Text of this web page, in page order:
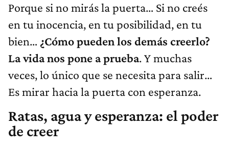
Porque si no mirás la puerta… Si no creés
en tu inocencia, en tu posibilidad, en tu
bien… ¿Cómo pueden los demás creerlo?
La vida nos pone a prueba. Y muchas
veces, lo único que se necesita para salir…
Es mirar hacia la puerta con esperanza.
Ratas, agua y esperanza: el poder
de creer